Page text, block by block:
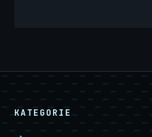
KATEGORIE